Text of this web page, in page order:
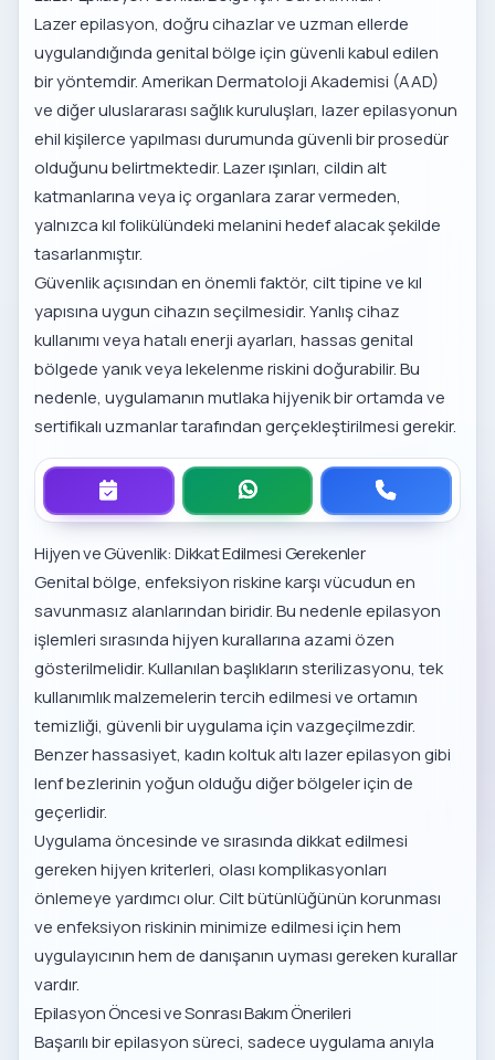
Lazer epilasyon, doğru cihazlar ve uzman ellerde
uygulandığında genital bölge için güvenli kabul edilen
bir yöntemdir. Amerikan Dermatoloji Akademisi (AAD)
ve diğer uluslararası sağlık kuruluşları, lazer epilasyonun
ehil kişilerce yapılması durumunda güvenli bir prosedür
olduğunu belirtmektedir. Lazer ışınları, cildin alt
katmanlarına veya iç organlara zarar vermeden,
yalnızca kıl folikülündeki melanini hedef alacak şekilde
tasarlanmıştır.
Güvenlik açısından en önemli faktör, cilt tipine ve kıl
yapısına uygun cihazın seçilmesidir. Yanlış cihaz
kullanımı veya hatalı enerji ayarları, hassas genital
bölgede yanık veya lekelenme riskini doğurabilir. Bu
nedenle, uygulamanın mutlaka hijyenik bir ortamda ve
sertifikalı uzmanlar tarafından gerçekleştirilmesi gerekir.
Hijyen ve Güvenlik: Dikkat Edilmesi Gerekenler
Genital bölge, enfeksiyon riskine karşı vücudun en
savunmasız alanlarından biridir. Bu nedenle epilasyon
işlemleri sırasında hijyen kurallarına azami özen
gösterilmelidir. Kullanılan başlıkların sterilizasyonu, tek
kullanımlık malzemelerin tercih edilmesi ve ortamın
temizliği, güvenli bir uygulama için vazgeçilmezdir.
Benzer hassasiyet,kadın koltuk altı lazer epilasyongibi
lenf bezlerinin yoğun olduğu diğer bölgeler için de
geçerlidir.
Uygulama öncesinde ve sırasında dikkat edilmesi
gereken hijyen kriterleri, olası komplikasyonları
önlemeye yardımcı olur. Cilt bütünlüğünün korunması
ve enfeksiyon riskinin minimize edilmesi için hem
uygulayıcının hem de danışanın uyması gereken kurallar
vardır.
Epilasyon Öncesi ve Sonrası Bakım Önerileri
Başarılı bir epilasyon süreci, sadece uygulama anıyla